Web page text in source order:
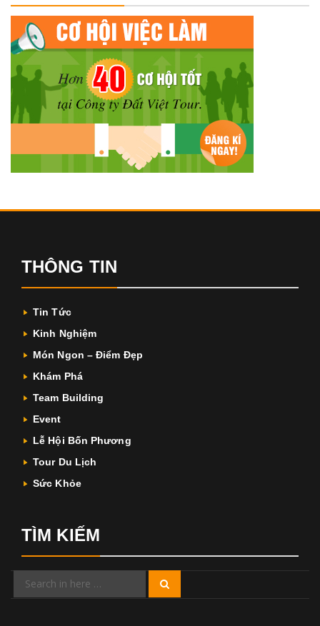
THÔNG TIN
Tin Tức
Kinh Nghiệm
Món Ngon – Điểm Đẹp
Khám Phá
Team Building
Event
Lễ Hội Bốn Phương
Tour Du Lịch
Sức Khỏe
TÌM KIẾM
Search